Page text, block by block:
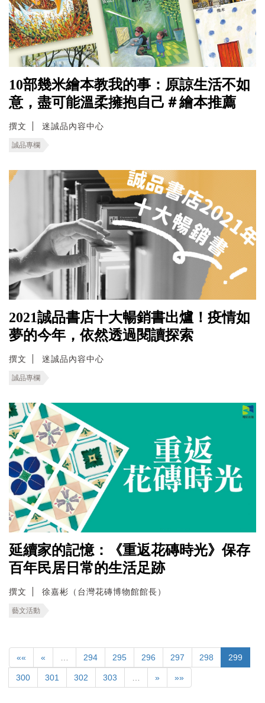
10部幾米繪本教我的事：原諒生活不如
意，盡可能溫柔擁抱自己＃繪本推薦
撰文 迷誠品內容中心
誠品專欄
2021誠品書店十大暢銷書出爐！疫情如
夢的今年，依然透過閱讀探索
撰文 迷誠品內容中心
誠品專欄
延續家的記憶：《重返花磚時光》保存
百年民居日常的生活足跡
撰文 徐嘉彬（台灣花磚博物館館長）
藝文活動
«« « 294 295 296 297 298 299
300 301 302 303 » »»